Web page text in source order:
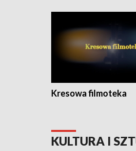
Kresowa filmoteka
KULTURA I